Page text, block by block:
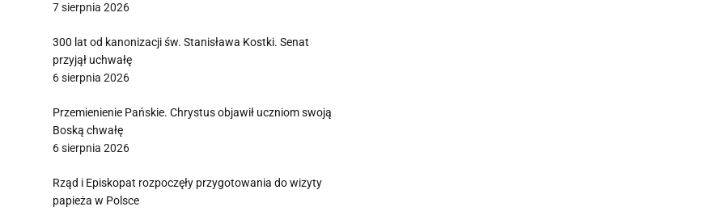
7 sierpnia 2026
300 lat od kanonizacji św. Stanisława Kostki. Senat
przyjął uchwałę
6 sierpnia 2026
Przemienienie Pańskie. Chrystus objawił uczniom swoją
Boską chwałę
6 sierpnia 2026
Rząd i Episkopat rozpoczęły przygotowania do wizyty
papieża w Polsce